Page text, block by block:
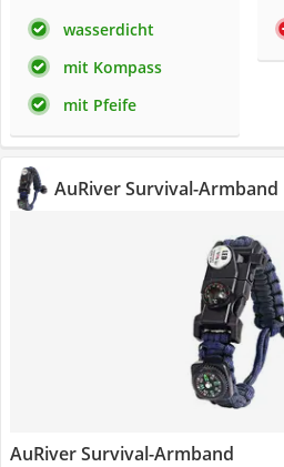
wasserdicht
mit Kompass
mit Pfeife
AuRiver Survival-Armband
AuRiver Survival-Armband